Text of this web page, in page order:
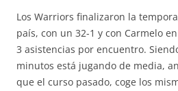
Los Warriors finalizaron la
país, con un 32-1 y con Carmelo
3 asistencias por encuentro.
minutos está jugando de media,
que el curso pasado, coge los